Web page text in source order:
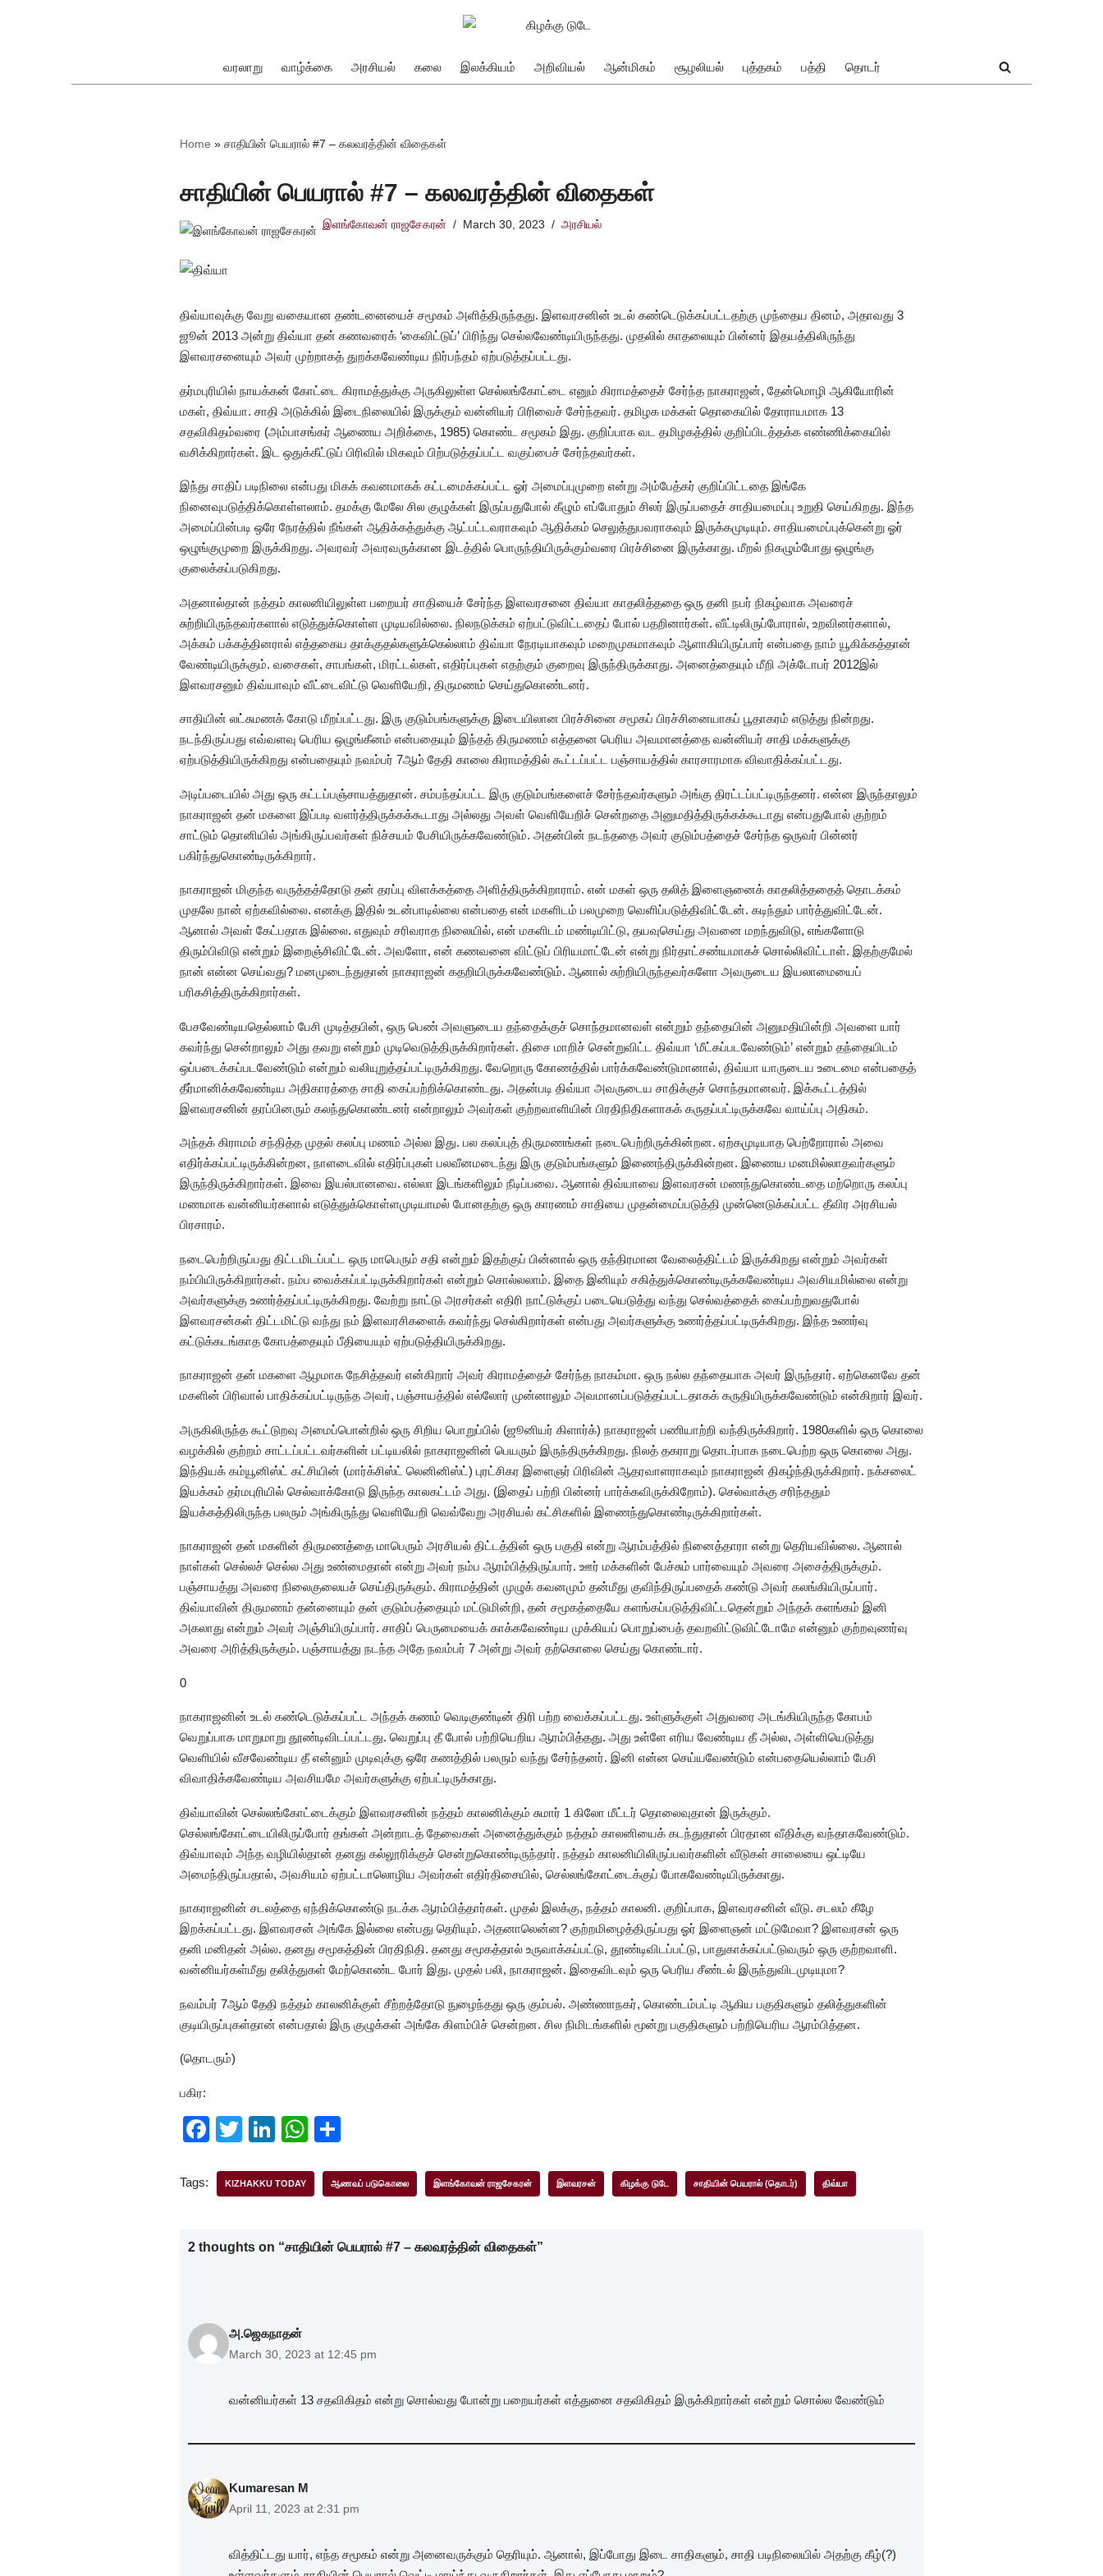
வரலாறு வாழ்க்கை அரசியல் கலை இலக்கியம் அறிவியல் ஆன்மிகம் சூழலியல் புத்தகம் பத்தி தொடர்
Home » சாதியின் பெயரால் #7 – கலவரத்தின் விதைகள்
சாதியின் பெயரால் #7 – கலவரத்தின் விதைகள்
இளங்கோவன் ராஜசேகரன் March 30, 2023 அரசியல்
திவ்யாவுக்கு வேறு வகையான தண்டனையைச் சமூகம் அளித்திருந்தது. இளவரசனின் உடல் கண்டெடுக்கப்பட்டதற்கு முந்தைய தினம், அதாவது 3
ஜூன் 2013 அன்று திவ்யா தன் கணவரைக் ‘கைவிட்டுப்’ பிரிந்து செல்லவேண்டியிருந்தது. முதலில் காதலையும் பின்னர் இதயத்திலிருந்து
இளவரசனையும் அவர் முற்றாகத் துறக்கவேண்டிய நிர்பந்தம் ஏற்படுத்தப்பட்டது.
தர்மபுரியில் நாயக்கன் கோட்டை கிராமத்துக்கு அருகிலுள்ள செல்லங்கோட்டை எனும் கிராமத்தைச் சேர்ந்த நாகராஜன், தேன்மொழி ஆகியோரின்
மகள், திவ்யா. சாதி அடுக்கில் இடைநிலையில் இருக்கும் வன்னியர் பிரிவைச் சேர்ந்தவர். தமிழக மக்கள் தொகையில் தோராயமாக 13
சதவிகிதம்வரை (அம்பாசங்கர் ஆணைய அறிக்கை, 1985) கொண்ட சமூகம் இது. குறிப்பாக வட தமிழகத்தில் குறிப்பிடத்தக்க எண்ணிக்கையில்
வசிக்கிறார்கள். இட ஒதுக்கீட்டுப் பிரிவில் மிகவும் பிற்படுத்தப்பட்ட வகுப்பைச் சேர்ந்தவர்கள்.
இந்து சாதிப் படிநிலை என்பது மிகக் கவனமாகக் கட்டமைக்கப்பட்ட ஓர் அமைப்புமுறை என்று அம்பேத்கர் குறிப்பிட்டதை இங்கே
நினைவுபடுத்திக்கொள்ளலாம். தமக்கு மேலே சில குழுக்கள் இருப்பதுபோல் கீழும் எப்போதும் சிலர் இருப்பதைச் சாதியமைப்பு உறுதி செய்கிறது. இந்த
அமைப்பின்படி ஒரே நேரத்தில் நீங்கள் ஆதிக்கத்துக்கு ஆட்பட்டவராகவும் ஆதிக்கம் செலுத்துபவராகவும் இருக்கமுடியும். சாதியமைப்புக்கென்று ஓர்
ஒழுங்குமுறை இருக்கிறது. அவரவர் அவரவருக்கான இடத்தில் பொருந்தியிருக்கும்வரை பிரச்சினை இருக்காது. மீறல் நிகழும்போது ஒழுங்கு
குலைக்கப்படுகிறது.
அதனால்தான் நத்தம் காலனியிலுள்ள பறையர் சாதியைச் சேர்ந்த இளவரசனை திவ்யா காதலித்ததை ஒரு தனி நபர் நிகழ்வாக அவரைச்
சுற்றியிருந்தவர்களால் எடுத்துக்கொள்ள முடியவில்லை. நிலநடுக்கம் ஏற்பட்டுவிட்டதைப் போல் பதறினார்கள். வீட்டிலிருப்போரால், உறவினர்களால்,
அக்கம் பக்கத்தினரால் எத்தகைய தாக்குதல்களுக்கெல்லாம் திவ்யா நேரடியாகவும் மறைமுகமாகவும் ஆளாகியிருப்பார் என்பதை நாம் யூகிக்கத்தான்
வேண்டியிருக்கும். வசைகள், சாபங்கள், மிரட்டல்கள், எதிர்ப்புகள் எதற்கும் குறைவு இருந்திருக்காது. அனைத்தையும் மீறி அக்டோபர் 2012இல்
இளவரசனும் திவ்யாவும் வீட்டைவிட்டு வெளியேறி, திருமணம் செய்துகொண்டனர்.
சாதியின் லட்சுமணக் கோடு மீறப்பட்டது. இரு குடும்பங்களுக்கு இடையிலான பிரச்சினை சமூகப் பிரச்சினையாகப் பூதாகரம் எடுத்து நின்றது.
நடந்திருப்பது எவ்வளவு பெரிய ஒழுங்கீனம் என்பதையும் இந்தத் திருமணம் எத்தனை பெரிய அவமானத்தை வன்னியர் சாதி மக்களுக்கு
ஏற்படுத்தியிருக்கிறது என்பதையும் நவம்பர் 7ஆம் தேதி காலை கிராமத்தில் கூட்டப்பட்ட பஞ்சாயத்தில் காரசாரமாக விவாதிக்கப்பட்டது.
அடிப்படையில் அது ஒரு கட்டப்பஞ்சாயத்துதான். சம்பந்தப்பட்ட இரு குடும்பங்களைச் சேர்ந்தவர்களும் அங்கு திரட்டப்பட்டிருந்தனர். என்ன இருந்தாலும்
நாகராஜன் தன் மகளை இப்படி வளர்த்திருக்கக்கூடாது அல்லது அவள் வெளியேறிச் சென்றதை அனுமதித்திருக்கக்கூடாது என்பதுபோல் குற்றம்
சாட்டும் தொனியில் அங்கிருப்பவர்கள் நிச்சயம் பேசியிருக்கவேண்டும். அதன்பின் நடந்ததை அவர் குடும்பத்தைச் சேர்ந்த ஒருவர் பின்னர்
பகிர்ந்துகொண்டிருக்கிறார்.
நாகராஜன் மிகுந்த வருத்தத்தோடு தன் தரப்பு விளக்கத்தை அளித்திருக்கிறாராம். என் மகள் ஒரு தலித் இளைஞனைக் காதலித்ததைத் தொடக்கம்
முதலே நான் ஏற்கவில்லை. எனக்கு இதில் உடன்பாடில்லை என்பதை என் மகளிடம் பலமுறை வெளிப்படுத்திவிட்டேன். கடிந்தும் பார்த்துவிட்டேன்.
ஆனால் அவள் கேட்பதாக இல்லை. எதுவும் சரிவராத நிலையில், என் மகளிடம் மண்டியிட்டு, தயவுசெய்து அவனை மறந்துவிடு, எங்களோடு
திரும்பிவிடு என்றும் இறைஞ்சிவிட்டேன். அவளோ, என் கணவனை விட்டுப் பிரியமாட்டேன் என்று நிர்தாட்சண்யமாகச் சொல்லிவிட்டாள். இதற்குமேல்
நான் என்ன செய்வது? மனமுடைந்துதான் நாகராஜன் கதறியிருக்கவேண்டும். ஆனால் சுற்றியிருந்தவர்களோ அவருடைய இயலாமையைப்
பரிகசித்திருக்கிறார்கள்.
பேசவேண்டியதெல்லாம் பேசி முடித்தபின், ஒரு பெண் அவளுடைய தந்தைக்குச் சொந்தமானவள் என்றும் தந்தையின் அனுமதியின்றி அவளை யார்
கவர்ந்து சென்றாலும் அது தவறு என்றும் முடிவெடுத்திருக்கிறார்கள். திசை மாறிச் சென்றுவிட்ட திவ்யா ‘மீட்கப்படவேண்டும்’ என்றும் தந்தையிடம்
ஒப்படைக்கப்படவேண்டும் என்றும் வலியுறுத்தப்பட்டிருக்கிறது. வேறொரு கோணத்தில் பார்க்கவேண்டுமானால், திவ்யா யாருடைய உடைமை என்பதைத்
தீர்மானிக்கவேண்டிய அதிகாரத்தை சாதி கைப்பற்றிக்கொண்டது. அதன்படி திவ்யா அவருடைய சாதிக்குச் சொந்தமானவர். இக்கூட்டத்தில்
இளவரசனின் தரப்பினரும் கலந்துகொண்டனர் என்றாலும் அவர்கள் குற்றவாளியின் பிரதிநிதிகளாகக் கருதப்பட்டிருக்கவே வாய்ப்பு அதிகம்.
அந்தக் கிராமம் சந்தித்த முதல் கலப்பு மணம் அல்ல இது. பல கலப்புத் திருமணங்கள் நடைபெற்றிருக்கின்றன. ஏற்கமுடியாத பெற்றோரால் அவை
எதிர்க்கப்பட்டிருக்கின்றன, நாளடைவில் எதிர்ப்புகள் பலவீனமடைந்து இரு குடும்பங்களும் இணைந்திருக்கின்றன. இணைய மனமில்லாதவர்களும்
இருந்திருக்கிறார்கள். இவை இயல்பானவை. எல்லா இடங்களிலும் நீடிப்பவை. ஆனால் திவ்யாவை இளவரசன் மணந்துகொண்டதை மற்றொரு கலப்பு
மணமாக வன்னியர்களால் எடுத்துக்கொள்ளமுடியாமல் போனதற்கு ஒரு காரணம் சாதியை முதன்மைப்படுத்தி முன்னெடுக்கப்பட்ட தீவிர அரசியல்
பிரசாரம்.
நடைபெற்றிருப்பது திட்டமிடப்பட்ட ஒரு மாபெரும் சதி என்றும் இதற்குப் பின்னால் ஒரு தந்திரமான வேலைத்திட்டம் இருக்கிறது என்றும் அவர்கள்
நம்பியிருக்கிறார்கள். நம்ப வைக்கப்பட்டிருக்கிறார்கள் என்றும் சொல்லலாம். இதை இனியும் சகித்துக்கொண்டிருக்கவேண்டிய அவசியமில்லை என்று
அவர்களுக்கு உணர்த்தப்பட்டிருக்கிறது. வேற்று நாட்டு அரசர்கள் எதிரி நாட்டுக்குப் படையெடுத்து வந்து செல்வத்தைக் கைப்பற்றுவதுபோல்
இளவரசன்கள் திட்டமிட்டு வந்து நம் இளவரசிகளைக் கவர்ந்து செல்கிறார்கள் என்பது அவர்களுக்கு உணர்த்தப்பட்டிருக்கிறது. இந்த உணர்வு
கட்டுக்கடங்காத கோபத்தையும் பீதியையும் ஏற்படுத்தியிருக்கிறது.
நாகராஜன் தன் மகளை ஆழமாக நேசித்தவர் என்கிறார் அவர் கிராமத்தைச் சேர்ந்த நாகம்மா. ஒரு நல்ல தந்தையாக அவர் இருந்தார். ஏற்கெனவே தன்
மகளின் பிரிவால் பாதிக்கப்பட்டிருந்த அவர், பஞ்சாயத்தில் எல்லோர் முன்னாலும் அவமானப்படுத்தப்பட்டதாகக் கருதியிருக்கவேண்டும் என்கிறார் இவர்.
அருகிலிருந்த கூட்டுறவு அமைப்பொன்றில் ஒரு சிறிய பொறுப்பில் (ஜூனியர் கிளார்க்) நாகராஜன் பணியாற்றி வந்திருக்கிறார். 1980களில் ஒரு கொலை
வழக்கில் குற்றம் சாட்டப்பட்டவர்களின் பட்டியலில் நாகராஜனின் பெயரும் இருந்திருக்கிறது. நிலத் தகராறு தொடர்பாக நடைபெற்ற ஒரு கொலை அது.
இந்தியக் கம்யூனிஸ்ட் கட்சியின் (மார்க்சிஸ்ட் லெனினிஸ்ட்) புரட்சிகர இளைஞர் பிரிவின் ஆதரவாளராகவும் நாகராஜன் திகழ்ந்திருக்கிறார். நக்சலைட்
இயக்கம் தர்மபுரியில் செல்வாக்கோடு இருந்த காலகட்டம் அது. (இதைப் பற்றி பின்னர் பார்க்கவிருக்கிறோம்). செல்வாக்கு சரிந்ததும்
இயக்கத்திலிருந்த பலரும் அங்கிருந்து வெளியேறி வெவ்வேறு அரசியல் கட்சிகளில் இணைந்துகொண்டிருக்கிறார்கள்.
நாகராஜன் தன் மகளின் திருமணத்தை மாபெரும் அரசியல் திட்டத்தின் ஒரு பகுதி என்று ஆரம்பத்தில் நினைத்தாரா என்று தெரியவில்லை. ஆனால்
நாள்கள் செல்லச் செல்ல அது உண்மைதான் என்று அவர் நம்ப ஆரம்பித்திருப்பார். ஊர் மக்களின் பேச்சும் பார்வையும் அவரை அசைத்திருக்கும்.
பஞ்சாயத்து அவரை நிலைகுலையச் செய்திருக்கும். கிராமத்தின் முழுக் கவனமும் தன்மீது குவிந்திருப்பதைக் கண்டு அவர் கலங்கியிருப்பார்.
திவ்யாவின் திருமணம் தன்னையும் தன் குடும்பத்தையும் மட்டுமின்றி, தன் சமூகத்தையே களங்கப்படுத்திவிட்டதென்றும் அந்தக் களங்கம் இனி
அகலாது என்றும் அவர் அஞ்சியிருப்பார். சாதிப் பெருமையைக் காக்கவேண்டிய முக்கியப் பொறுப்பைத் தவறவிட்டுவிட்டோமே என்னும் குற்றவுணர்வு
அவரை அரித்திருக்கும். பஞ்சாயத்து நடந்த அதே நவம்பர் 7 அன்று அவர் தற்கொலை செய்து கொண்டார்.
0
நாகராஜனின் உடல் கண்டெடுக்கப்பட்ட அந்தக் கணம் வெடிகுண்டின் திரி பற்ற வைக்கப்பட்டது. உள்ளுக்குள் அதுவரை அடங்கியிருந்த கோபம்
வெறுப்பாக மாறுமாறு தூண்டிவிடப்பட்டது. வெறுப்பு தீ போல் பற்றியெறிய ஆரம்பித்தது. அது உள்ளே எரிய வேண்டிய தீ அல்ல, அள்ளியெடுத்து
வெளியில் வீசவேண்டிய தீ என்னும் முடிவுக்கு ஒரே கணத்தில் பலரும் வந்து சேர்ந்தனர். இனி என்ன செய்யவேண்டும் என்பதையெல்லாம் பேசி
விவாதிக்கவேண்டிய அவசியமே அவர்களுக்கு ஏற்பட்டிருக்காது.
திவ்யாவின் செல்லங்கோட்டைக்கும் இளவரசனின் நத்தம் காலனிக்கும் சுமார் 1 கிலோ மீட்டர் தொலைவுதான் இருக்கும்.
செல்லங்கோட்டையிலிருப்போர் தங்கள் அன்றாடத் தேவைகள் அனைத்துக்கும் நத்தம் காலனியைக் கடந்துதான் பிரதான வீதிக்கு வந்தாகவேண்டும்.
திவ்யாவும் அந்த வழியில்தான் தனது கல்லூரிக்குச் சென்றுகொண்டிருந்தார். நத்தம் காலனியிலிருப்பவர்களின் வீடுகள் சாலையை ஒட்டியே
அமைந்திருப்பதால், அவசியம் ஏற்பட்டாலொழிய அவர்கள் எதிர்திசையில், செல்லங்கோட்டைக்குப் போகவேண்டியிருக்காது.
நாகராஜனின் சடலத்தை ஏந்திக்கொண்டு நடக்க ஆரம்பித்தார்கள். முதல் இலக்கு, நத்தம் காலனி. குறிப்பாக, இளவரசனின் வீடு. சடலம் கீழே
இறக்கப்பட்டது. இளவரசன் அங்கே இல்லை என்பது தெரியும். அதனாலென்ன? குற்றமிழைத்திருப்பது ஓர் இளைஞன் மட்டுமேவா? இளவரசன் ஒரு
தனி மனிதன் அல்ல. தனது சமூகத்தின் பிரதிநிதி. தனது சமூகத்தால் உருவாக்கப்பட்டு, தூண்டிவிடப்பட்டு, பாதுகாக்கப்பட்டுவரும் ஒரு குற்றவாளி.
வன்னியர்கள்மீது தலித்துகள் மேற்கொண்ட போர் இது. முதல் பலி, நாகராஜன். இதைவிடவும் ஒரு பெரிய சீண்டல் இருந்துவிடமுடியுமா?
நவம்பர் 7ஆம் தேதி நத்தம் காலனிக்குள் சீற்றத்தோடு நுழைந்தது ஒரு கும்பல். அண்ணாநகர், கொண்டம்பட்டி ஆகிய பகுதிகளும் தலித்துகளின்
குடியிருப்புகள்தான் என்பதால் இரு குழுக்கள் அங்கே கிளம்பிச் சென்றன. சில நிமிடங்களில் மூன்று பகுதிகளும் பற்றியெரிய ஆரம்பித்தன.
(தொடரும்)
பகிர:
F
c
o
T
tt
Li
k
dI
n
W
at
A
p
ar
Tags: KIZHAKKU TODAY ஆணவப் படுகொலை இளங்கோவன் ராஜசேகரன் இளவரசன் கிழக்கு டுடே சாதியின் பெயரால் (தொடர்) திவ்யா
2 thoughts on “சாதியின் பெயரால் #7 – கலவரத்தின் விதைகள்”
அ.ஜெகநாதன்
March 30, 2023 at 12:45 pm
வன்னியர்கள் 13 சதவிகிதம் என்று சொல்வது போன்று பறையர்கள் எத்துனை சதவிகிதம் இருக்கிறார்கள் என்றும் சொல்ல வேண்டும்
Kumaresan M
April 11, 2023 at 2:31 pm
வித்திட்டது யார், எந்த சமூகம் என்று அனைவருக்கும் தெரியும். ஆனால், இப்போது இடை சாதிகளும், சாதி படிநிலையில் அதற்கு கீழ்(?)